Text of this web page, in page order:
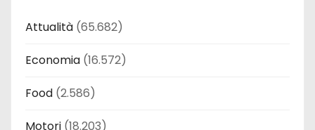
Attualità (65.682)
Economia (16.572)
Food (2.586)
Motori (18.203)